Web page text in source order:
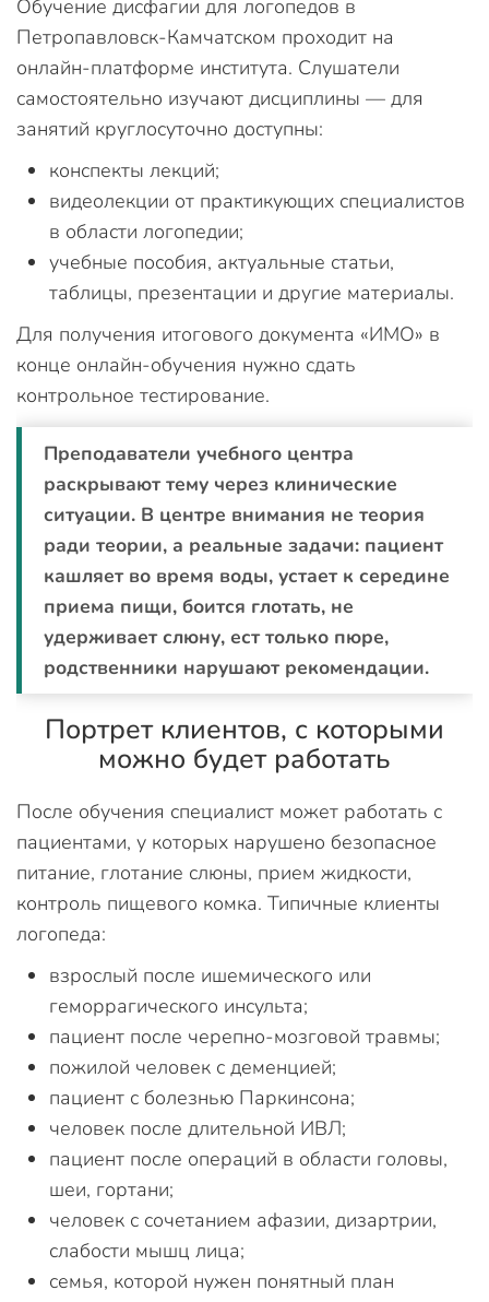
Обучение дисфагии для логопедов в
Петропавловск-Камчатском проходит на
онлайн-платформе института. Слушатели
самостоятельно изучают дисциплины — для
занятий круглосуточно доступны:
конспекты лекций;
видеолекции от практикующих специалистов
в области логопедии;
учебные пособия, актуальные статьи,
таблицы, презентации и другие материалы.
Для получения итогового документа «ИМО» в
конце онлайн-обучения нужно сдать
контрольное тестирование.
Преподаватели учебного центра
раскрывают тему через клинические
ситуации. В центре внимания не теория
ради теории, а реальные задачи: пациент
кашляет во время воды, устает к середине
приема пищи, боится глотать, не
удерживает слюну, ест только пюре,
родственники нарушают рекомендации.
Портрет клиентов, с которыми
можно будет работать
После обучения специалист может работать с
пациентами, у которых нарушено безопасное
питание, глотание слюны, прием жидкости,
контроль пищевого комка. Типичные клиенты
логопеда:
взрослый после ишемического или
геморрагического инсульта;
пациент после черепно-мозговой травмы;
пожилой человек с деменцией;
пациент с болезнью Паркинсона;
человек после длительной ИВЛ;
пациент после операций в области головы,
шеи, гортани;
человек с сочетанием афазии, дизартрии,
слабости мышц лица;
семья, которой нужен понятный план